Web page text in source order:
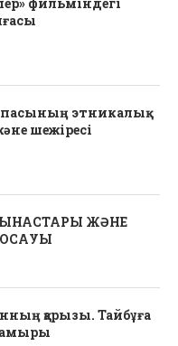
этникалық
шежіресі
ЖӘНЕ
қарызы. Тайбұға